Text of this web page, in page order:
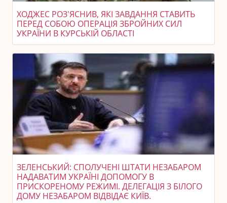
ХОДЖЕС РОЗ'ЯСНИВ, ЯКІ ЗАВДАННЯ СТАВИТЬ
ПЕРЕД СОБОЮ ОПЕРАЦІЯ ЗБРОЙНИХ СИЛ
УКРАЇНИ В КУРСЬКІЙ ОБЛАСТІ
ЗЕЛЕНСЬКИЙ: СПОЛУЧЕНІ ШТАТИ НЕЗАБАРОМ
НАДАВАТИМ УКРАЇНІ ДОПОМОГУ В
ПРИСКОРЕНОМУ РЕЖИМІ. ДЕЛЕГАЦІЯ З БІЛОГО
ДОМУ НЕЗАБАРОМ ВІДВІДАЄ КИЇВ.